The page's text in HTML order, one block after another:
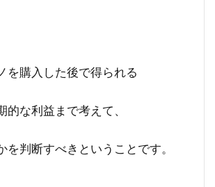
を購入した後で得られる
的な利益まで考えて、
を判断すべきということです。